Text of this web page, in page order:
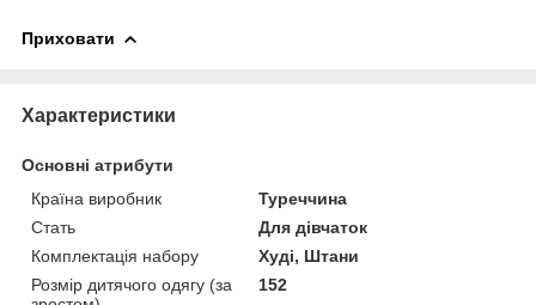
Приховати
Характеристики
Основні атрибути
Країна виробник
Туреччина
Стать
Для дівчаток
Комплектація набору
Худі, Штани
Розмір дитячого одягу (за
152